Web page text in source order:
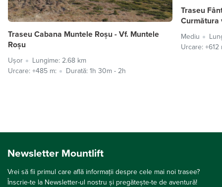
Traseu Cabana Muntele Roșu - Vf. Muntele
Roșu
Ușor
Lungime: 2.68 km
Urcare: +485 m:
Durată: 1h 30m - 2h
Traseu
Curmătura
Mediu
Urcare: +612
Newsletter Mountlift
Vrei să fii primul care află informații despre cele mai noi trasee?
Înscrie-te la Newsletter-ul nostru și pregătește-te de aventură!